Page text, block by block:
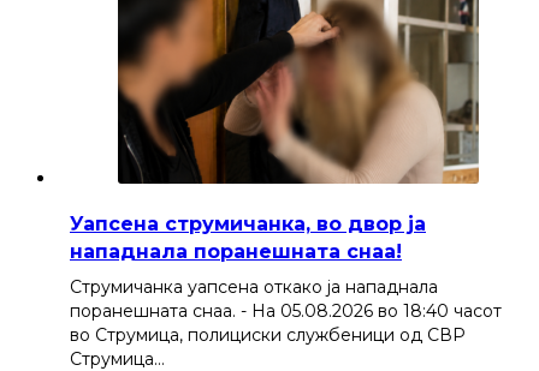
Уапсена струмичанка, во двор ја
нападнала поранешната снаа!
Струмичанка уапсена откако ја нападнала
поранешната снаа. - На 05.08.2026 во 18:40 часот
во Струмица, полициски службеници од СВР
Струмица…